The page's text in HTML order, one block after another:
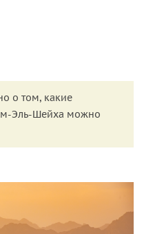
о том, какие
Эль-Шейха можно